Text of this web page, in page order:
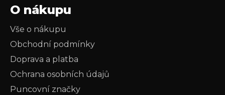
O nákupu
Vše o nákupu
Obchodní podmínky
Doprava a platba
Ochrana osobních údajů
Puncovní značky